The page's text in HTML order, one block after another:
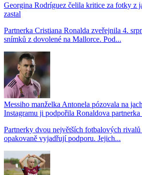
Georgina Rodríguez čelila kritice za fotky z
zastal
Partnerka Cristiana Ronalda zveřejnila 4.
snímků z dovolené na Mallorce. Pod...
Messiho manželka Antonela pózovala na
Instagramu ji podpořila Ronaldova partnerka
Partnerky dvou největších fotbalových
opakovaně vyjadřují podporu. Jejich...